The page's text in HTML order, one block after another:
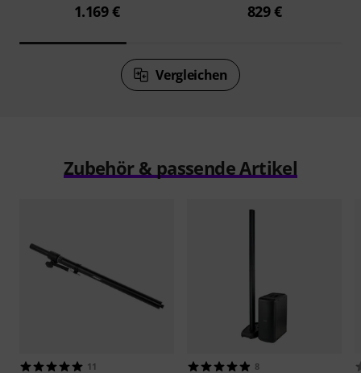
1.169 € 829 €
Vergleichen
Zubehör & passende Artikel
11 8